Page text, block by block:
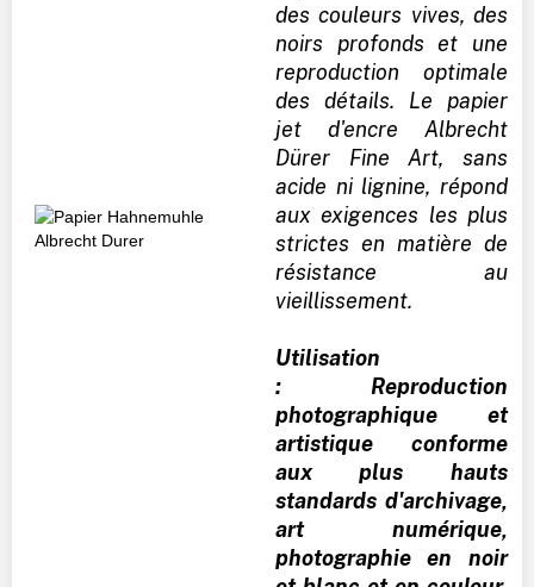
des couleurs vives, des
noirs profonds et une
reproduction optimale
des détails. Le papier
jet d'encre Albrecht
Dürer Fine Art, sans
acide ni lignine, répond
aux exigences les plus
strictes en matière de
résistance au
vieillissement.
Utilisation
: Reproduction
photographique et
artistique conforme
aux plus hauts
standards d'archivage,
art numérique,
photographie en noir